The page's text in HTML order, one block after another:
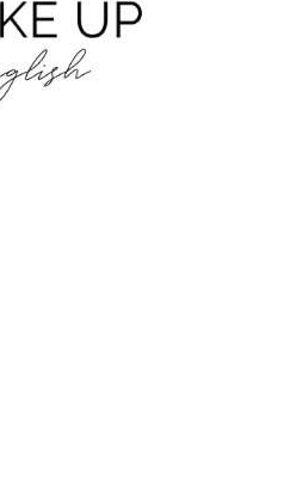
ARYA STARK
сестры Сансы, она слышала зов